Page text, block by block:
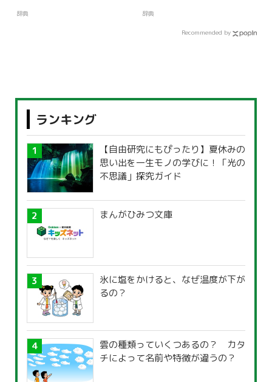
辞典 辞典
Recommended by
ランキング
【自由研究にもぴったり】夏休みの
思い出を一生モノの学びに！「光の
不思議」探究ガイド
まんがひみつ文庫
氷に塩をかけると、なぜ温度が下が
るの？
雲の種類っていくつあるの？ カタ
チによって名前や特徴が違うの？